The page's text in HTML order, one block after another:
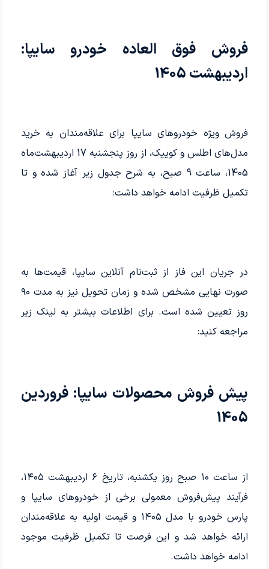
فروش فوق العاده خودرو سایپا:
اردیبهشت 1405
فروش ویژه خودروهای سایپا برای علاقه‌مندان به خرید
مدل‌های اطلس و کوییک، از روز پنجشنبه 17 اردیبهشت‌ماه
1405، ساعت 9 صبح، به شرح جدول زیر آغاز شده و تا
تکمیل ظرفیت ادامه خواهد داشت:
در جریان این فاز از ثبت‌نام آنلاین سایپا، قیمت‌ها به
صورت نهایی مشخص شده و زمان تحویل نیز به مدت ۹۰
روز تعیین شده است. برای اطلاعات بیشتر به لینک زیر
مراجعه کنید:
پیش فروش محصولات سایپا: فروردین
1405
از ساعت ۱۰ صبح روز یکشنبه، تاریخ ۶ اردیبهشت ۱۴۰۵،
فرآیند پیش‌فروش معمولی برخی از خودروهای سایپا و
پارس خودرو با مدل ۱۴۰۵ و قیمت اولیه به علاقه‌مندان
ارائه خواهد شد و این فرصت تا تکمیل ظرفیت موجود
ادامه خواهد داشت.